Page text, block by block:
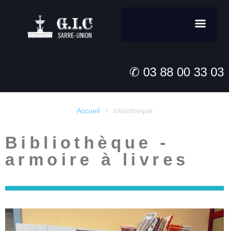
✆ 03 88 00 33 03
Accueil  bibliotheque
Bibliothèque -
armoire à livres